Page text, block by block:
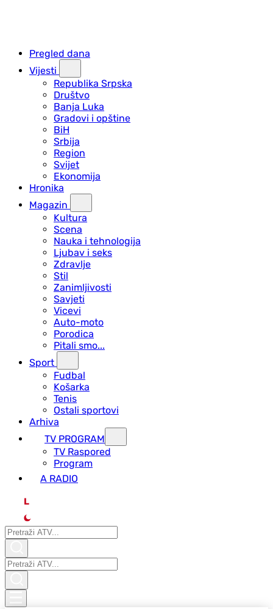
Pregled dana
Vijesti
Republika Srpska
Društvo
Banja Luka
Gradovi i opštine
BiH
Srbija
Region
Svijet
Ekonomija
Hronika
Magazin
Kultura
Scena
Nauka i tehnologija
Ljubav i seks
Zdravlje
Stil
Zanimljivosti
Savjeti
Vicevi
Auto-moto
Porodica
Pitali smo...
Sport
Fudbal
Košarka
Tenis
Ostali sportovi
Arhiva
TV PROGRAM
ТV Raspored
Program
A RADIO
L